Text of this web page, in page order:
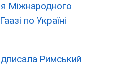
Міжнародного
по Україні
Римський